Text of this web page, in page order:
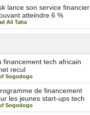
lance son service financier
atteindre 6 %
Ali Taha
financement tech africain
recul
Sogodogo
de financement
les jeunes start-ups tech
Sogodogo